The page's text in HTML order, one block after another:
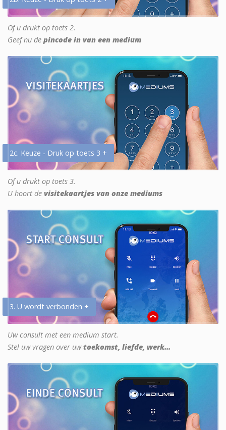
Of u drukt op toets 2.
Geef nu de pincode in van een medium
2c. Keuze - Druk op toets 3 +
Of u drukt op toets 3.
U hoort de visitekaartjes van onze mediums
3. U wordt verbonden +
Uw consult met een medium start.
Stel uw vragen over uwtoekomst, liefde, werk...